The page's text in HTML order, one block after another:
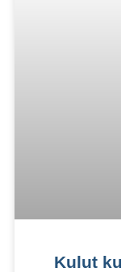
Kulut